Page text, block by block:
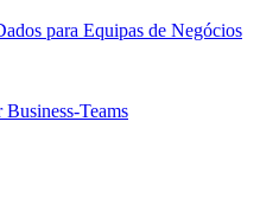
para Equipas de Negócios
Teams